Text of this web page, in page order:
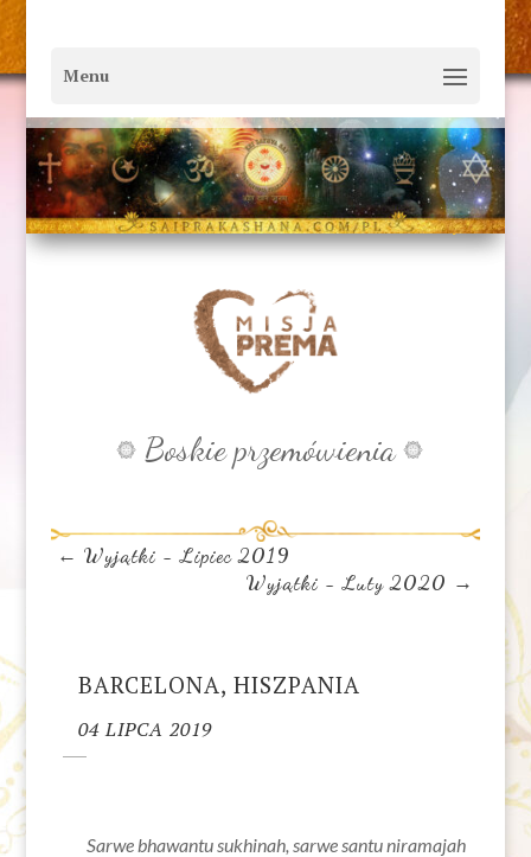
Boskie przemówienia
← Wyjątki - Lipiec 2019
Wyjątki - Luty 2020 →
BARCELONA, HISZPANIA
04 LIPCA 2019
Sarwe bhawantu sukhinah, sarwe santu niramajah